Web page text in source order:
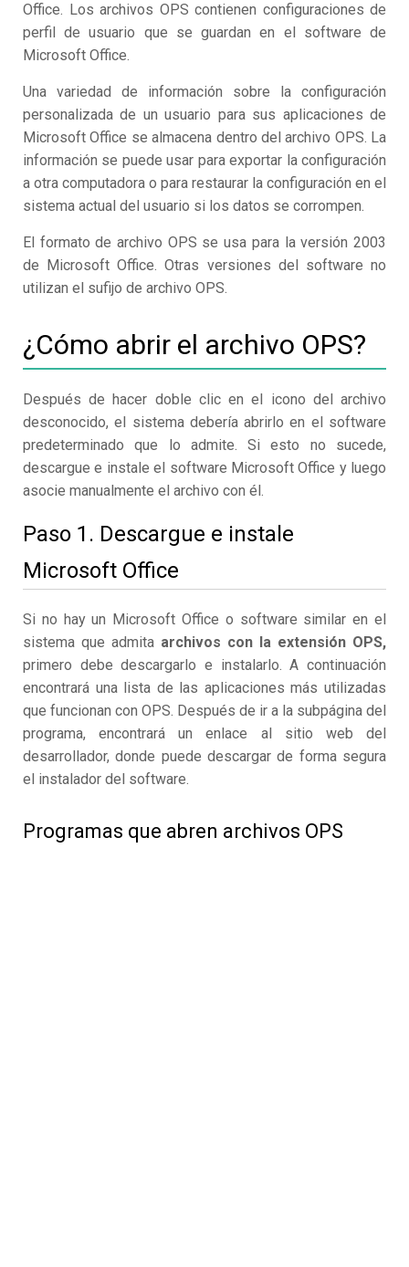
Office. Los archivos OPS contienen configuraciones de
perfil de usuario que se guardan en el software de
Microsoft Office.
Una variedad de información sobre la configuración
personalizada de un usuario para sus aplicaciones de
Microsoft Office se almacena dentro del archivo OPS. La
información se puede usar para exportar la configuración
a otra computadora o para restaurar la configuración en el
sistema actual del usuario si los datos se corrompen.
El formato de archivo OPS se usa para la versión 2003
de Microsoft Office. Otras versiones del software no
utilizan el sufijo de archivo OPS.
¿Cómo abrir el archivo OPS?
Después de hacer doble clic en el icono del archivo
desconocido, el sistema debería abrirlo en el software
predeterminado que lo admite. Si esto no sucede,
descargue e instale el software Microsoft Office y luego
asocie manualmente el archivo con él.
Paso 1. Descargue e instale
Microsoft Office
Si no hay un Microsoft Office o software similar en el
sistema que admita archivos con la extensión OPS,
primero debe descargarlo e instalarlo. A continuación
encontrará una lista de las aplicaciones más utilizadas
que funcionan con OPS. Después de ir a la subpágina del
programa, encontrará un enlace al sitio web del
desarrollador, donde puede descargar de forma segura
el instalador del software.
Programas que abren archivos OPS